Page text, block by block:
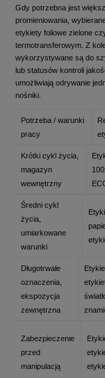
Gdy potrzebna jest
promieniowania,
etykiety foliowe zielone
termotransferowym. Z
wykorzystywane są do
lub statusów kontroli
umożliwiają odrywanie
nośniki.
Potrzeba / warunki
pracy
Krótki cykl życia,
magazyn
wewnętrzny
Średni cykl
życia,
umiarkowane
warunki
Długotrwałe
oznaczenia,
ekspozycja
zewnętrzna
Zabezpieczenie
przed
manipulacją